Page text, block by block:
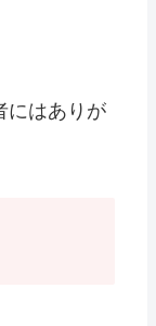
にはありが